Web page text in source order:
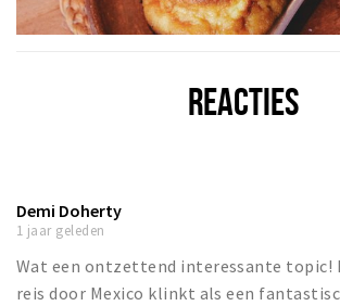
REACTIES
Demi Doherty
1 jaar geleden
Wat een ontzettend interessante topic!
reis door Mexico klinkt als een